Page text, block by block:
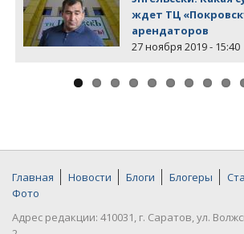
ждет ТЦ
арендаторов
27 ноября 2019 - 15:40
Главная Новости Блоги Блогеры
Фото
Адрес редакции: 410031, г. Саратов, ул.